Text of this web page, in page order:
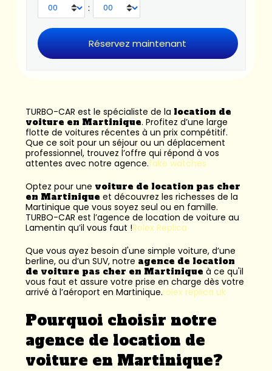
:
TURBO-CAR est le spécialiste de la location de
voiture en Martinique. Profitez d’une large
flotte de voitures récentes à un prix compétitif.
Que ce soit pour un séjour ou un déplacement
professionnel, trouvez l’offre qui répond à vos
attentes avec notre agence.fake watches
Optez pour une voiture de location pas cher
en Martinique et découvrez les richesses de la
Martinique que vous soyez seul ou en famille.
TURBO-CAR est l’agence de location de voiture au
Lamentin qu’il vous faut !Rolex Replica
Que vous ayez besoin d'une simple voiture, d’une
berline, ou d’un SUV, notre agence de location
de voiture pas cher en Martinique à ce qu'il
vous faut et assure votre prise en charge dès votre
arrivé à l’aéroport en Martinique.rolex replica uk
Pourquoi choisir notre
agence de location de
voiture en Martinique?